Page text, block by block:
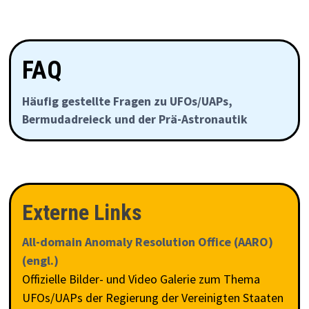
FAQ
Häufig gestellte Fragen zu UFOs/UAPs,
Bermudadreieck und der Prä-Astronautik
Externe Links
All-domain Anomaly Resolution Office (AARO)
(engl.)
Offizielle Bilder- und Video Galerie zum Thema
UFOs/UAPs der Regierung der Vereinigten Staaten